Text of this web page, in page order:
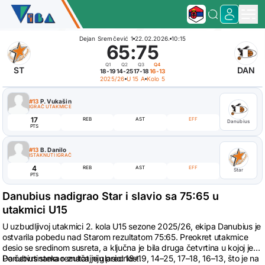
Dejan Sremčević 1 22.02.2026. 10:15
ST
65:75
Q1
18-19
Q2
14-25
Q3
17-18
Q4
16-13 DAN
2025/26 U 15 A Kolo 5
#13 P. Vukašin
IGRAČ UTAKMICE
17
PTS
REB AST EFF Danubius
#13 B. Danilo
ISTAKNUTI IGRAČ
4
PTS
REB AST EFF Star
Danubius nadigrao Star i slavio sa 75:65 u
utakmici U15
U uzbudljivoj utakmici 2. kola U15 sezone 2025/26, ekipa Danubius je
ostvarila pobedu nad Starom rezultatom 75:65. Preokret utakmice
desio se sredinom susreta, a ključna je bila druga četvrtina u kojoj je
Danubius stekao značajniju prednost.
Po četvrtinama rezultat je glasio: 18–19, 14–25, 17–18, 16–13, što je na